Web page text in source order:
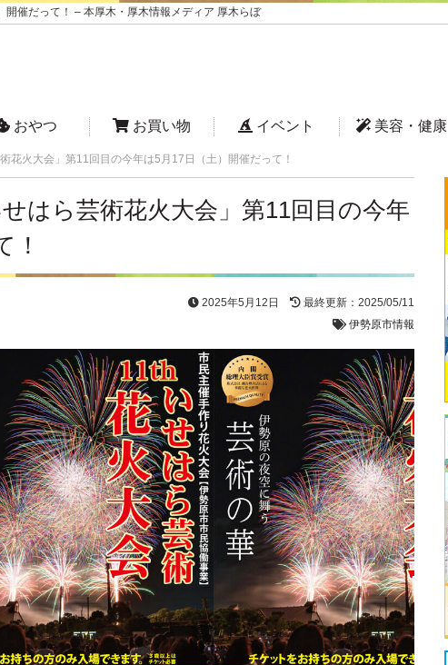
催だって！ – 本厚木・厚木情報メディア 厚木らぼ
おやつ お買い物 イベント 美容・健康
花火大会」第11回目の今年は5月17日（土）開催だって！
はら芸術花火大会」第11回目の今年
！
2025年5月12日
最終更新：2025/05/11
伊勢原市情報